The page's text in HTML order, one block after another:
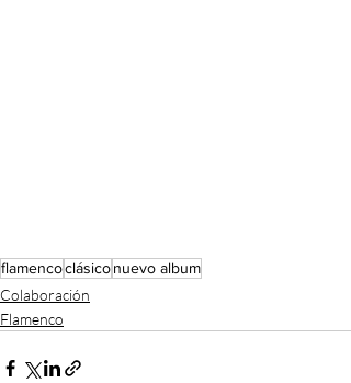
flamencoclásiconuevo album
Colaboración
Flamenco